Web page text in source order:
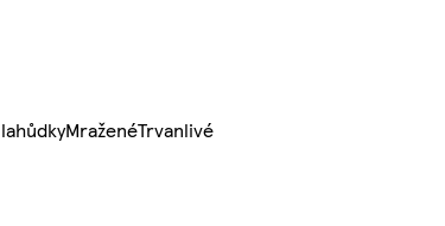
MraženéTrvanlivé